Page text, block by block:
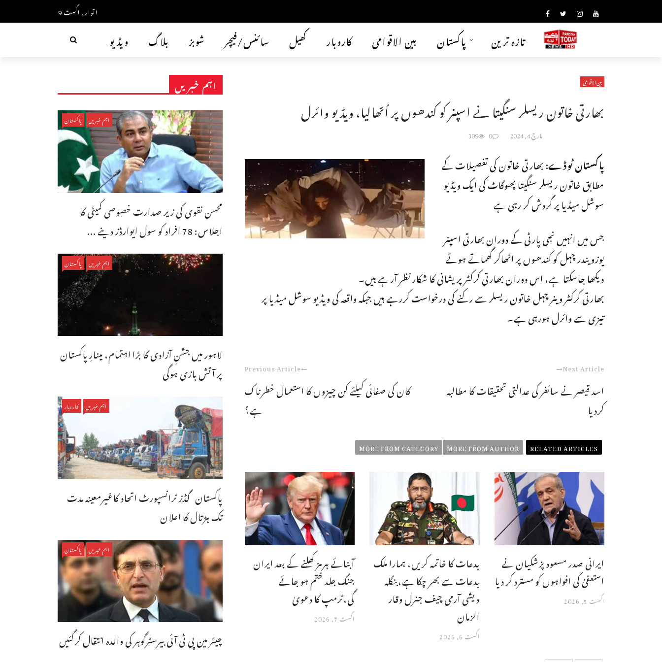
اتوار, اگست 9
ویڈیو بلاگ شوبز سائنس/فیچر کھیل کاروبار بین الاقوامی پاکستان تازہ ترین
بین الاقوامی
بھارتی خاتون ریسلر سنگیتا نے اسپنر کو کندھوں پر اُٹھالیا، ویڈیو وائرل
مارچ 4, 2024 0
309
پاکستان ٹوڈے:بھارتی خاتون کی تفصیلات کے
مطابق خاتون ریسلر سنگیتا پھوگاٹ کی ایک ویڈیو
سوشل میڈیا پر گردش کر رہی ہے
جس میں انہیں نجی پارٹی کے دوران بھارتی اسپنر
یوزویندر چہل کو کندھوں پر اٹھاکر گھماتے ہوئے
دیکھا جاسکتا ہے، اس دوران بھارتی کرکٹر پریشانی کا شکار نظر آرہے ہیں۔
بھارتی کرکٹر وینر چہل خاتون ریسلر سے رکنے کی درخواست کررہے ہیں جبکہ واقعہ کی ویڈیو سوشل میڈیا پر
تیزی سے وائرل ہورہی ہے۔
Previous Article
کان کی صفائی کیلئے کن چیزوں کا استعمال خطرناک
ہے؟
Next Article
اسد قیصر نے سائفر کی عدالتی تحقیقات کا مطالبہ
کردیا
RELATED ARTICLES
MORE FROM AUTHOR
MORE FROM CATEGORY
آبنائے ہرمز کھلنے کے بعد ایران
جنگ جلد ختم ہو جائے
گی،ٹرمپ کا دعویٰ
اگست 7, 2026
بدعات کا خاتمہ کریں، ہمارا ملک
بدعات سے بھر چکا ہے،بنگله
دیشی آرمی چیف جنرل وقار
الزمان
اگست 6, 2026
ایرانی صدر مسعود پزشکیان نے
استعفیٰ کی افواہوں کو مسترد کر دیا
اگست 5, 2026
اہم خبریں
اہم خبریں پاکستان
محسن نقوی کی زیر صدارت خصوصی کمیٹی کا
اجلاس: 78 افراد کو سول ایوارڈز دینے ...
اہم خبریں پاکستان
لاہور میں جشنِ آزادی کا بڑا اہتمام، مینارِ پاکستان
پر آتش بازی ہوگی
اہم خبریں کاروبار
پاکستان گڈز ٹرانسپورٹ اتحاد کاغیرمعینہ مدت
تک ہڑتال کا اعلان
اہم خبریں پاکستان
چیئر مین پی ٹی آئی بیرسٹرگوہر کی والدہ انتقال کرگئیں